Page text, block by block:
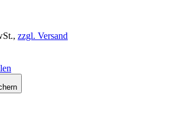
zzgl. Versand